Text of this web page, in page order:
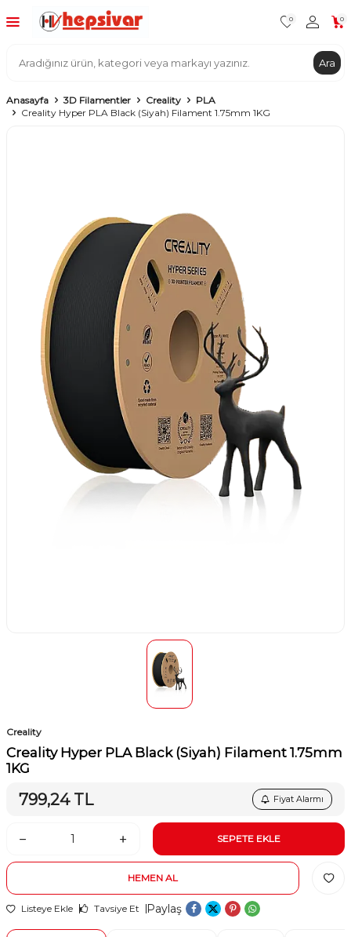
Ara
0 0
Anasayfa 3D Filamentler Creality
PLA
Creality Hyper PLA Black (Siyah) Filament 1.75mm 1KG
Creality
Creality Hyper PLA Black (Siyah) Filament 1.75mm
1KG
799,24TL Fiyat Alarmı
SEPETE EKLE
HEMEN AL
Listeye Ekle Tavsiye Et Paylaş